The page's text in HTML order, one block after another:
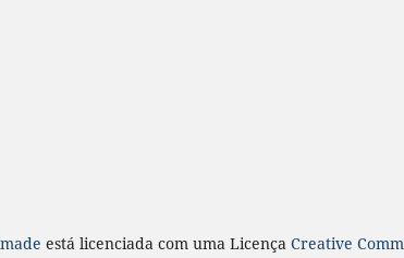
está licenciada com uma Licença Creative